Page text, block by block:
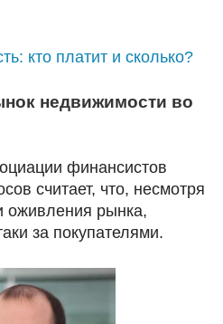
кто платит и сколько?
недвижимости во
финансистов
считает, что, несмотря
оживления рынка,
за покупателями.